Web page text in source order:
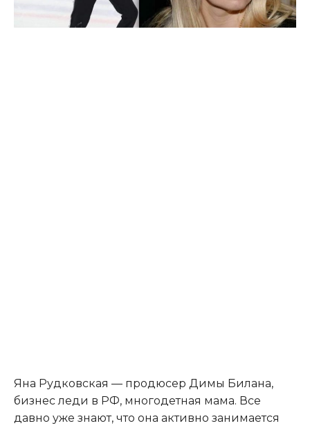
Яна Рудковская — продюсер Димы Билана,
бизнес леди в РФ, многодетная мама. Все
давно уже знают, что она активно занимается